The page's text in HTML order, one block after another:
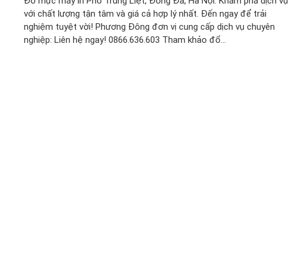
với chất lượng tận tâm và giá cả hợp lý nhất. Đến ngay để trải
nghiệm tuyệt vời! Phương Đông đơn vị cung cấp dịch vụ chuyên
nghiệp: Liên hệ ngay! 0866.636.603 Tham khảo đổ...